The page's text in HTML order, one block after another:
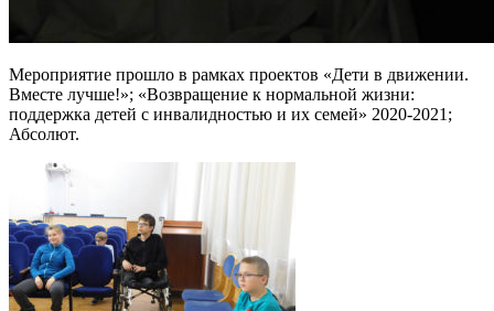
Мероприятие прошло в рамках проектов «Дети в движении.
Вместе лучше!»; «Возвращение к нормальной жизни:
поддержка детей с инвалидностью и их семей» 2020-2021;
Абсолют.